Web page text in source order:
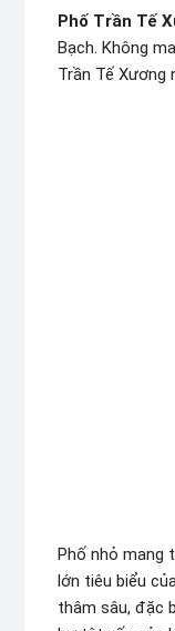
Phố Trần Tế
Bạch. Không
Trần Tế Xương
Phố nhỏ mang
lớn tiêu biểu
thâm sâu, đặc